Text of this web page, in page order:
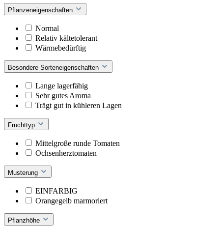
Pflanzeneigenschaften
Normal
Relativ kältetolerant
Wärmebedürftig
Besondere Sorteneigenschaften
Lange lagerfähig
Sehr gutes Aroma
Trägt gut in kühleren Lagen
Fruchttyp
Mittelgroße runde Tomaten
Ochsenherztomaten
Musterung
EINFARBIG
Orangegelb marmoriert
Pflanzhöhe